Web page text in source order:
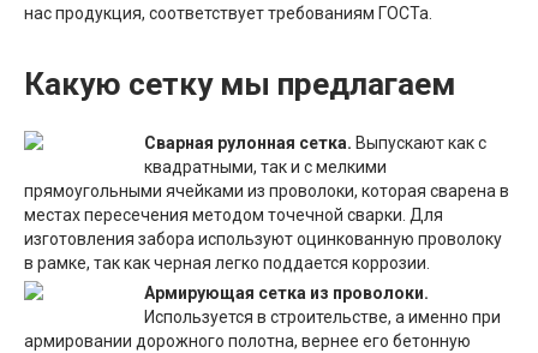
нас продукция, соответствует требованиям ГОСТа.
Какую сетку мы предлагаем
Сварная рулонная сетка. Выпускают как с
квадратными, так и с мелкими
прямоугольными ячейками из проволоки, которая сварена в
местах пересечения методом точечной сварки. Для
изготовления забора используют оцинкованную проволоку
в рамке, так как черная легко поддается коррозии.
Армирующая сетка из проволоки.
Используется в строительстве, а именно при
армировании дорожного полотна, вернее его бетонную